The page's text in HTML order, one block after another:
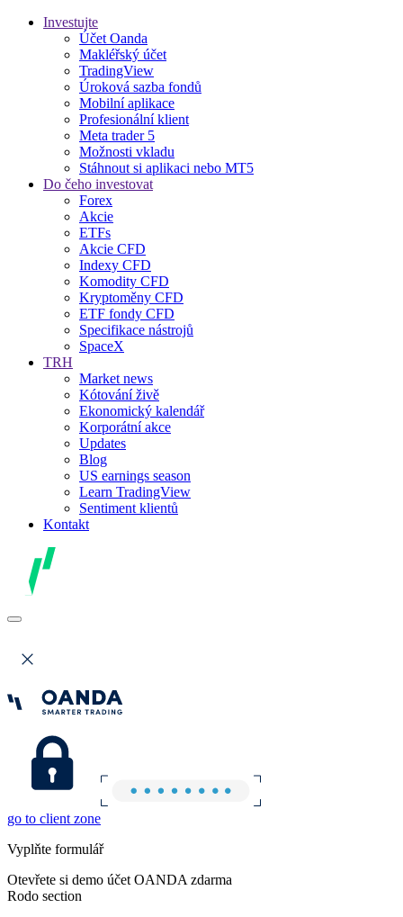
Investujte
Účet Oanda
Makléřský účet
TradingView
Úroková sazba fondů
Mobilní aplikace
Profesionální klient
Meta trader 5
Možnosti vkladu
Stáhnout si aplikaci nebo MT5
Do čeho investovat
Forex
Akcie
ETFs
Akcie CFD
Indexy CFD
Komodity CFD
Kryptoměny CFD
ETF fondy CFD
Specifikace nástrojů
SpaceX
TRH
Market news
Kótování živě
Ekonomický kalendář
Korporátní akce
Updates
Blog
US earnings season
Learn TradingView
Sentiment klientů
Kontakt
go to client zone
Vyplňte formulář
Otevřete si demo účet OANDA zdarma
Rodo section